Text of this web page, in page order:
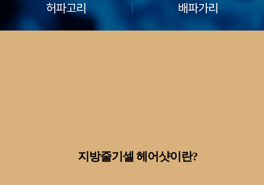
허파고리 배파가리
지방줄기셀 헤어샷이란?